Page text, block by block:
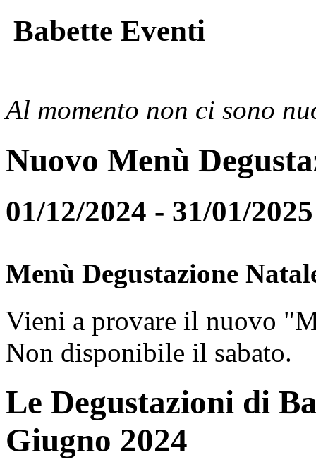
Babette Eventi
Al momento non ci sono
Nuovo Menù
01/12/2024 - 31/01/2025
Menù Degustazione
Vieni a provare il nuovo
Non disponibile il sabato.
Le Degustazioni di
Giugno 2024